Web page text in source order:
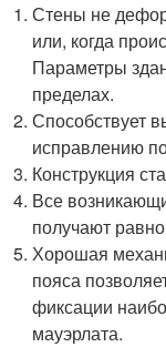
Стены не
или, когда
Параметры
пределах.
Способствует
исправлению
Конструкция
Все
получают
Хорошая
пояса
фиксации
мауэрлата.